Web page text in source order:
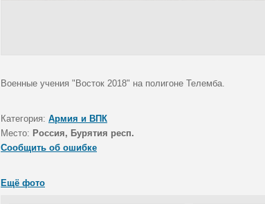
Военные учения "Восток 2018" на полигоне Телемба.
Категория: Армия и ВПК
Место: Россия, Бурятия респ.
Сообщить об ошибке
Ещё фото